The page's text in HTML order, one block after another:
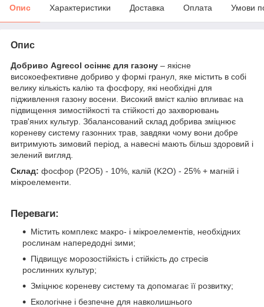
Опис Характеристики Доставка Оплата Умови
Опис
Добриво Agrecol осіннє для газону – якісне
високоефективне добриво у формі гранул, яке містить в собі
велику кількість калію та фосфору, які необхідні для
підживлення газону восени. Високий вміст калію впливає на
підвищення зимостійкості та стійкості до захворювань
трав'яних культур. Збалансований склад добрива зміцнює
кореневу систему газонних трав, завдяки чому вони добре
витримують зимовий період, а навесні мають більш здоровий і
зелений вигляд.
Склад: фосфор (P2O5) - 10%, калій (K2O) - 25% + магній і
мікроелементи.
Переваги:
Містить комплекс макро- і мікроелементів, необхідних
рослинам напередодні зими;
Підвищує морозостійкість і стійкість до стресів
рослинних культур;
Зміцнює кореневу систему та допомагає її розвитку;
Екологічне і безпечне для навколишнього